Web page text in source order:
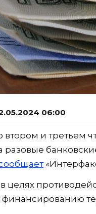
06:00
втором и третьем
разовые
целях